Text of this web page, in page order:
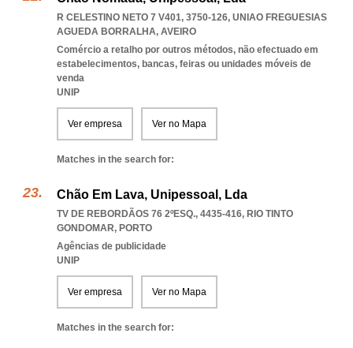
R CELESTINO NETO 7 V401, 3750-126, UNIAO FREGUESIAS
AGUEDA BORRALHA, AVEIRO
Comércio a retalho por outros métodos, não efectuado em
estabelecimentos, bancas, feiras ou unidades móveis de
venda
UNIP
Ver empresa Ver no Mapa
Matches in the search for:
Chão Em Lava, Unipessoal, Lda
TV DE REBORDÃOS 76 2ºESQ., 4435-416, RIO TINTO
GONDOMAR, PORTO
Agências de publicidade
UNIP
Ver empresa Ver no Mapa
Matches in the search for: